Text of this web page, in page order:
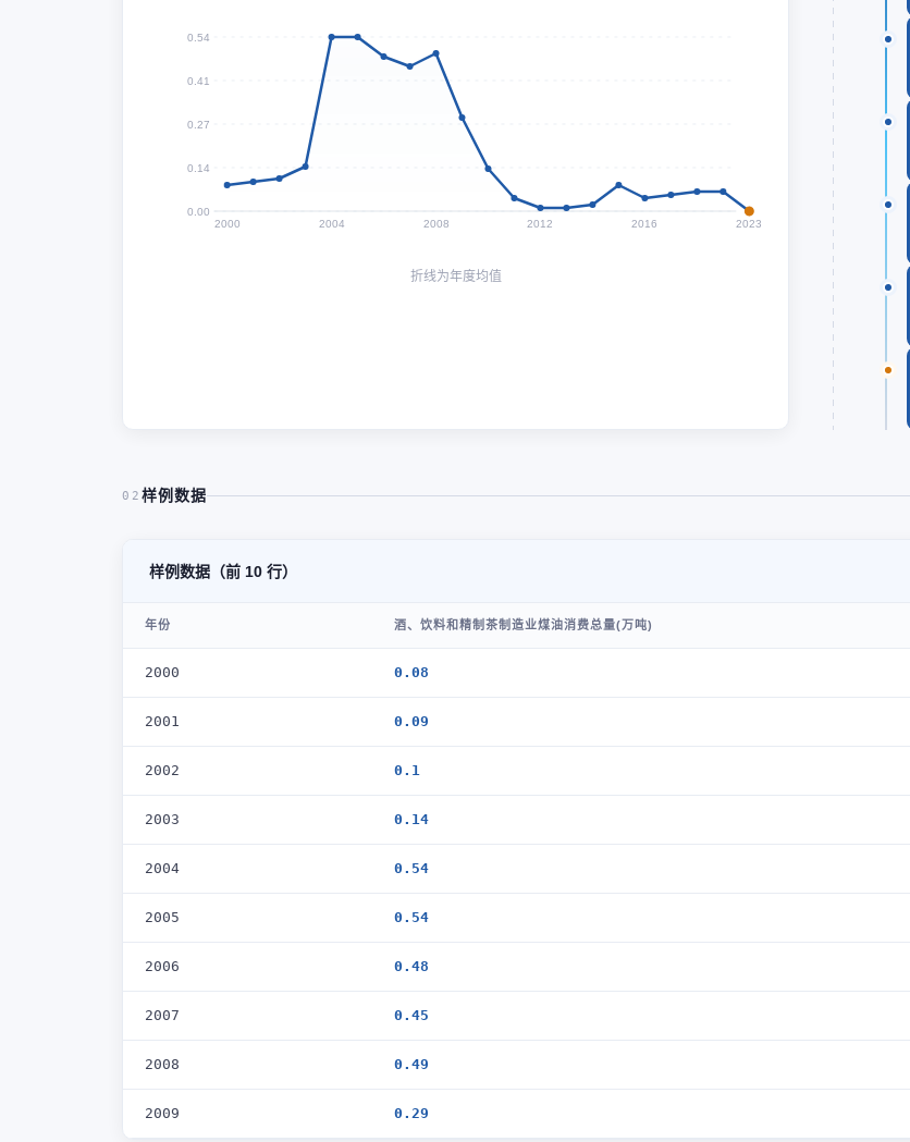
0.54
0.41
0.27
0.14
0.00
2000
2004 2008 2012 2016 2023
折线为年度均值
02 样例数据
样例数据（前 10 行）
年份 酒、饮料和精制茶制造业煤油消费总量(万吨)
2000 0.08
2001 0.09
2002 0.1
2003 0.14
2004 0.54
2005 0.54
2006 0.48
2007 0.45
2008 0.49
2009 0.29